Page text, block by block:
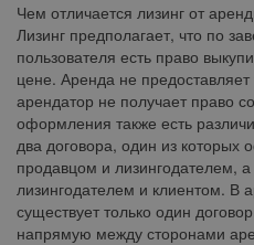
Чем отличается лизинг от
Лизинг предполагает, что по
пользователя есть право
цене. Аренда не
арендатор не получает право
оформления также есть
два договора, один из
продавцом и лизингодателем,
лизингодателем и клиентом. В
существует только один
напрямую между сторонами